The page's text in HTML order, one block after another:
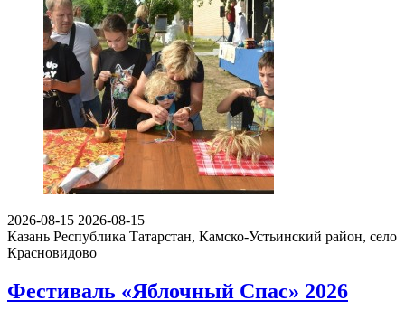
2026-08-15 2026-08-15
Казань Республика Татарстан, Камско-Устьинский район, село
Красновидово
Фестиваль «Яблочный Спас» 2026